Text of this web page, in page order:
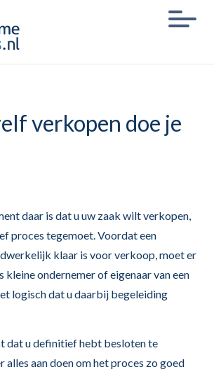
verkopen doe je
daar is dat u uw zaak wilt verkopen,
proces tegemoet. Voordat een
klaar is voor verkoop, moet er
kleine ondernemer of eigenaar van een
logisch dat u daarbij begeleiding
dat u definitief hebt besloten te
alles aan doen om het proces zo goed